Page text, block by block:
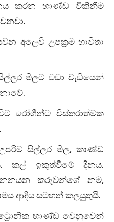
කරන භාණ්ඩ විකිනීම
අලෙවි උපක්‍රම භාවිතා
මිලට වඩා වැඩියෙන්
රෝගීන්ට විස්තරාත්මක
සිල්ලර මිල, කාණ්ඩ
කල් ඉකුත්වීමේ දිනය,
කරුවන්ගේ නම,
ආදිය සටහන් කලයුතුයි.
භාණ්ඩ වෙනුවෙන්